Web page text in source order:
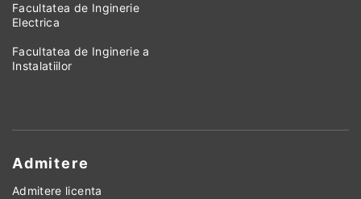
Facultatea de Inginerie
Electrica
Facultatea de Inginerie a
Instalatiilor
Admitere
Admitere licenta